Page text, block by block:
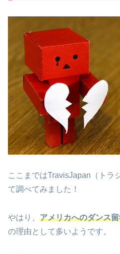
ここまではTravisJapan （トラ
て調べてみました！
やはり、 アメリカへのダンス
の理由として多いようです。